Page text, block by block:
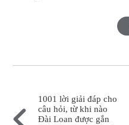
1001 lời giải đáp cho
câu hỏi, từ khi nào
Đài Loan được gắn